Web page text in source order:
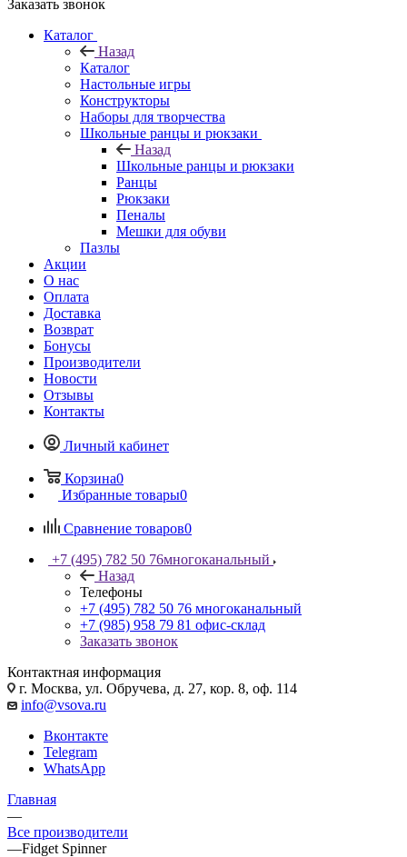
Заказать звонок
Каталог
Назад
Каталог
Настольные игры
Конструкторы
Наборы для творчества
Школьные ранцы и рюкзаки
Назад
Школьные ранцы и рюкзаки
Ранцы
Рюкзаки
Пеналы
Мешки для обуви
Пазлы
Акции
О нас
Оплата
Доставка
Возврат
Бонусы
Производители
Новости
Отзывы
Контакты
Личный кабинет
Корзина0
Избранные товары0
Сравнение товаров0
+7 (495) 782 50 76многоканальный
Назад
Телефоны
+7 (495) 782 50 76 многоканальный
+7 (985) 958 79 81 офис-склад
Заказать звонок
Контактная информация
г. Москва, ул. Обручева, д. 27, кор. 8, оф. 114
info@vsova.ru
Вконтакте
Telegram
WhatsApp
Главная
—
Все производители
—Fidget Spinner